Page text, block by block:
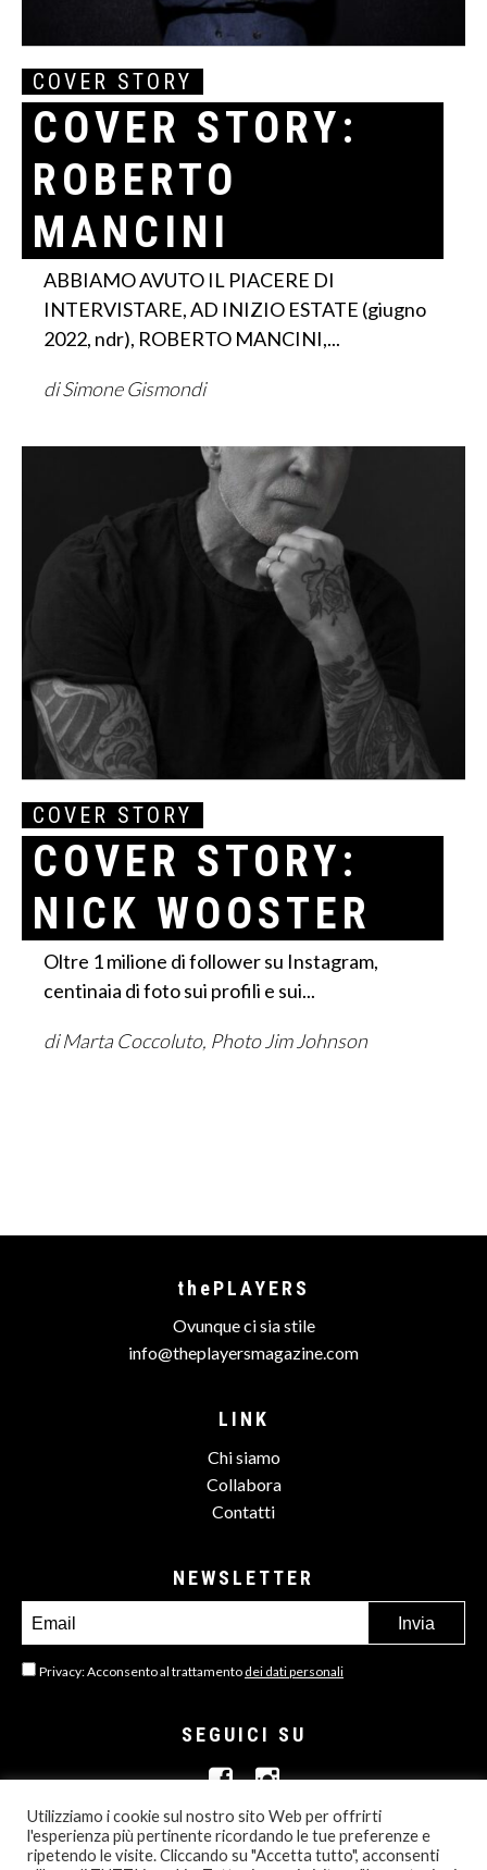
COVER STORY
COVER STORY:
ROBERTO
MANCINI
ABBIAMO AVUTO IL PIACERE DI
INTERVISTARE, AD INIZIO ESTATE (giugno
2022, ndr), ROBERTO MANCINI,...
di Simone Gismondi
COVER STORY
COVER STORY:
NICK WOOSTER
Oltre 1 milione di follower su Instagram,
centinaia di foto sui profili e sui...
di Marta Coccoluto, Photo Jim Johnson
thePLAYERS
Ovunque ci sia stile
info@theplayersmagazine.com
LINK
Chi siamo
Collabora
Contatti
NEWSLETTER
Privacy: Acconsento al trattamento dei dati personali
SEGUICI SU
Utilizziamo i cookie sul nostro sito Web per offrirti
l'esperienza più pertinente ricordando le tue preferenze e
ripetendo le visite. Cliccando su "Accetta tutto", acconsenti